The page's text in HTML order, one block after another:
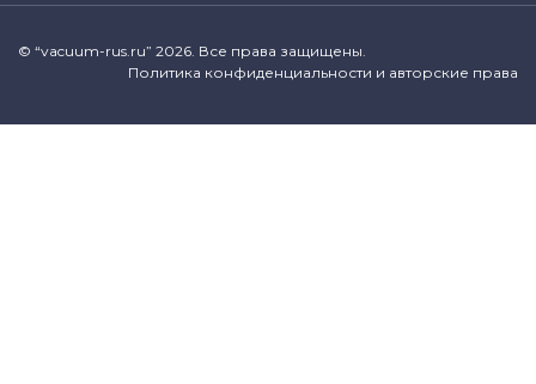
© “vacuum-rus.ru” 2026. Все права защищены.
Политика конфиденциальности и авторские права